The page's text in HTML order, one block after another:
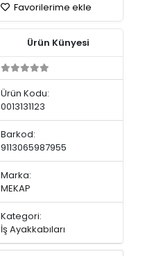
Favorilerime ekle
Ürün Künyesi
Ürün Kodu:
0013131123
Barkod:
9113065987955
Marka:
MEKAP
Kategori:
İş Ayakkabıları